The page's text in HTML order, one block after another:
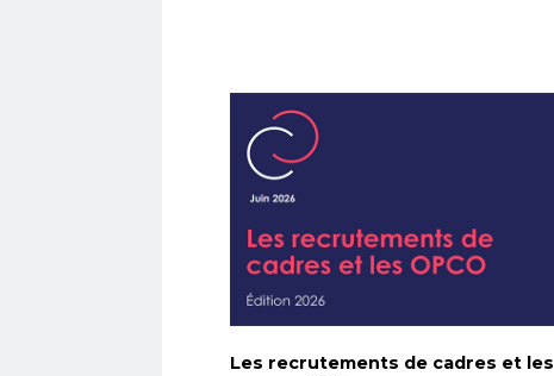
Les recrutements de cadres et les